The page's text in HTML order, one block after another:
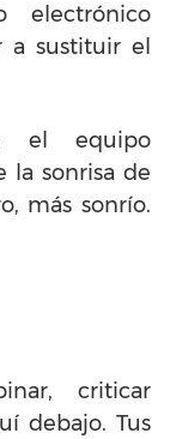
electrónico
a sustituir el
el equipo
la sonrisa de
más sonrío.
criticar
debajo. Tus